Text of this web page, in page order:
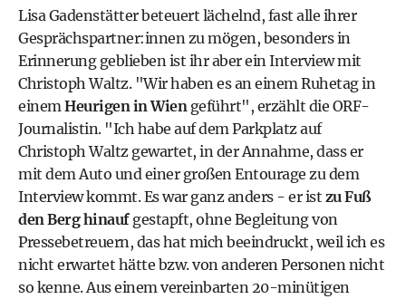
Lisa Gadenstätter beteuert lächelnd, fast alle ihrer
Gesprächspartner:innen zu mögen, besonders in
Erinnerung geblieben ist ihr aber ein Interview mit
Christoph Waltz. "Wir haben es an einem Ruhetag in
einem Heurigen in Wien geführt", erzählt die ORF-
Journalistin. "Ich habe auf dem Parkplatz auf
Christoph Waltz gewartet, in der Annahme, dass er
mit dem Auto und einer großen Entourage zu dem
Interview kommt. Es war ganz anders - er ist zu Fuß
den Berg hinaufgestapft, ohne Begleitung von
Pressebetreuern, das hat mich beeindruckt, weil ich es
nicht erwartet hätte bzw. von anderen Personen nicht
so kenne. Aus einem vereinbarten 20-minütigen